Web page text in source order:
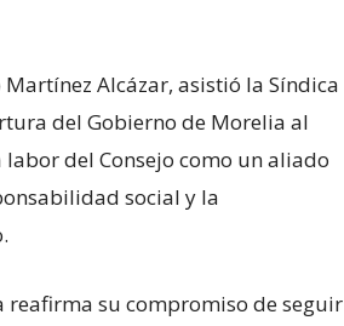
Alcázar, asistió la Síndica
del Gobierno de Morelia al
del Consejo como un aliado
social y la
reafirma su compromiso de seguir